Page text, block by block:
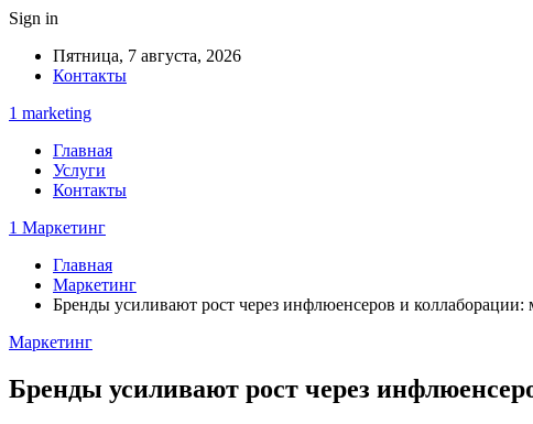
Sign in
Пятница, 7 августа, 2026
Контакты
1 marketing
Главная
Услуги
Контакты
1 Маркетинг
Главная
Маркетинг
Бренды усиливают рост через инфлюенсеров и коллаборации:
Маркетинг
Бренды усиливают рост через